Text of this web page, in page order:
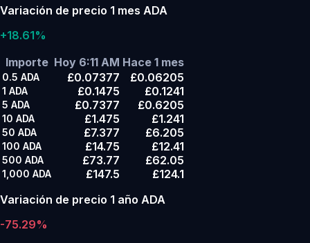
Variación de precio 1 mes ADA
+18.61%
Importe Hoy 6:11 AM Hace 1 mes
0.5 ADA £0.07377 £0.06205
1 ADA £0.1475 £0.1241
5 ADA £0.7377 £0.6205
10 ADA £1.475 £1.241
50 ADA £7.377 £6.205
100 ADA £14.75 £12.41
500 ADA £73.77 £62.05
1,000 ADA £147.5
£124.1
Variación de precio 1 año ADA
-75.29%